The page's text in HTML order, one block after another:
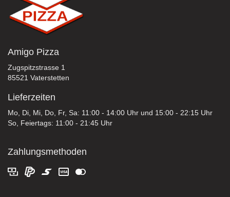
Amigo Pizza
Zugspitzstrasse 1
85521 Vaterstetten
Lieferzeiten
Mo, Di, Mi, Do, Fr, Sa: 11:00 - 14:00 Uhr und 15:00 - 22:15 Uhr
So, Feiertags: 11:00 - 21:45 Uhr
Zahlungsmethoden